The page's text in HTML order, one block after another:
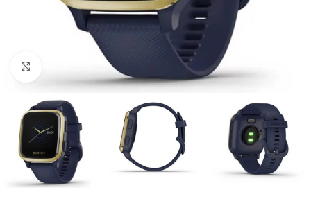
Click to enlarge